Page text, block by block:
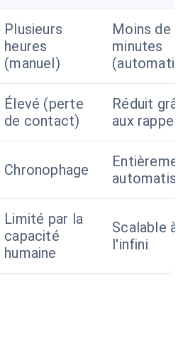
Plusieurs
heures
(manuel)
Moins de 2
minutes
Élevé (perte
de contact)
Réduit
aux
Chronophage
Limité par la
capacité
humaine
Scalable à
l'infini